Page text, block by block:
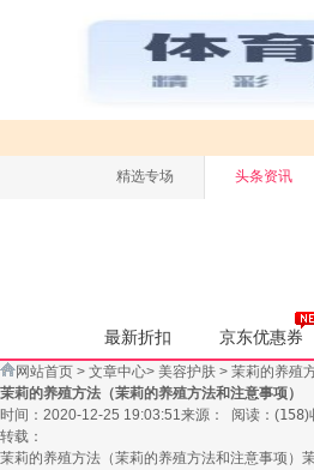
精选专场 头条资讯
最新折扣 京东优惠券
网站首页 > 文章中心> 美容护肤 > 茉莉的养殖
茉莉的养殖方法（茉莉的养殖方法和注意事项）
时间：2020-12-25 19:03:51来源： 阅读： (158)
转载：
茉莉的养殖方法（茉莉的养殖方法和注意事项）